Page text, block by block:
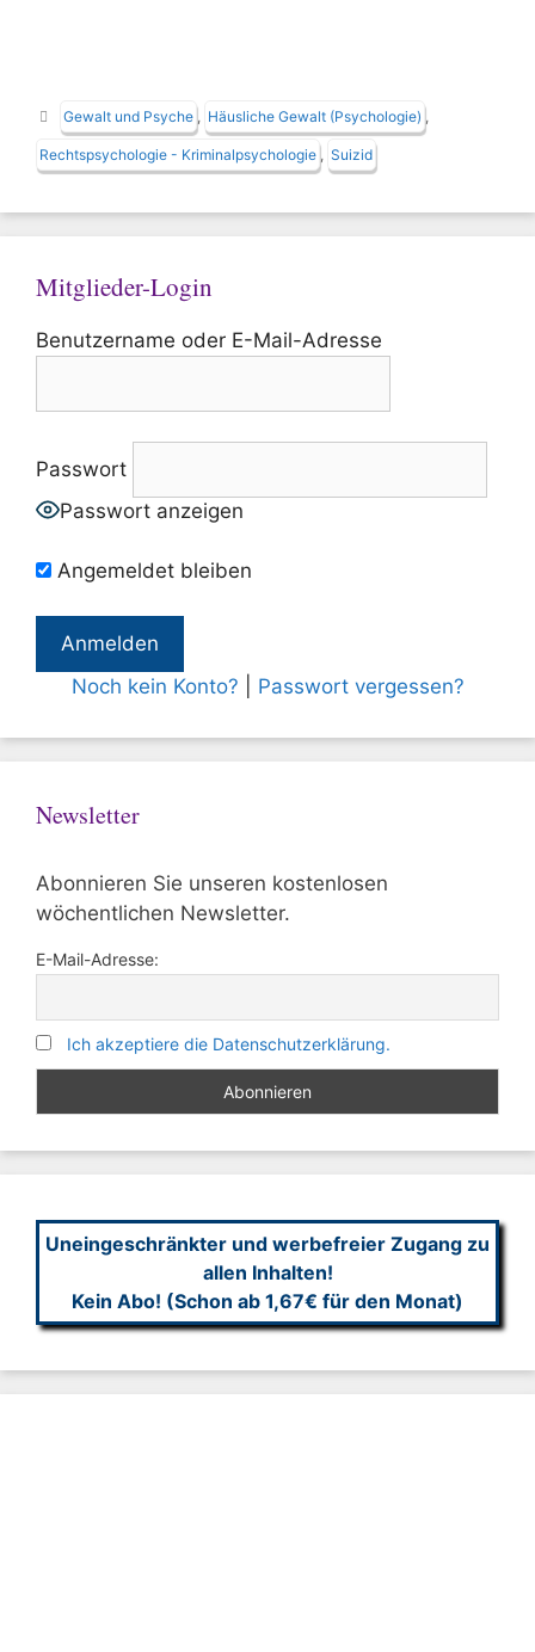
Schlagwörter
Gewalt und Psyche Häusliche Gewalt (Psychologie)
Rechtspsychologie - Kriminalpsychologie Suizid
Mitglieder-Login
Benutzername oder E-Mail-Adresse
Passwort
Passwort anzeigen
Angemeldet bleiben
Noch kein Konto? Passwort vergessen?
Newsletter
Abonnieren Sie unseren kostenlosen
wöchentlichen Newsletter.
E-Mail-Adresse:
Ich akzeptiere die Datenschutzerklärung.
Uneingeschränkter und werbefreier Zugang zu
allen Inhalten!
Kein Abo! (Schon ab 1,67€ für den Monat)